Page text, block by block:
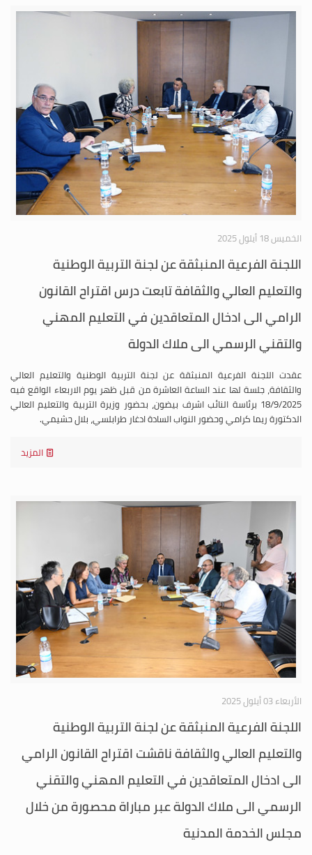
الخميس 18 أيلول 2025
اللجنة الفرعية المنبثقة عن لجنة التربية الوطنية
والتعليم العالي والثقافة تابعت درس اقتراح القانون
الرامي الى ادخال المتعاقدين في التعليم المهني
والتقني الرسمي الى ملاك الدولة
عقدت اللجنة الفرعية المنبثقة عن لجنة التربية الوطنية والتعليم العالي
والثقافة، جلسة لها عند الساعة العاشرة من قبل ظهر يوم الاربعاء الواقع فيه
18/9/2025 برئاسة النائب اشرف بيضون، بحضور وزيرة التربية والتعليم العالي
الدكتورة ريما كرامي وحضور النواب السادة ادغار طرابلسي، بلال حشيمي.
المزيد
الأربعاء 03 أيلول 2025
اللجنة الفرعية المنبثقة عن لجنة التربية الوطنية
والتعليم العالي والثقافة ناقشت اقتراح القانون الرامي
الى ادخال المتعاقدين في التعليم المهني والتقني
الرسمي الى ملاك الدولة عبر مباراة محصورة من خلال
مجلس الخدمة المدنية